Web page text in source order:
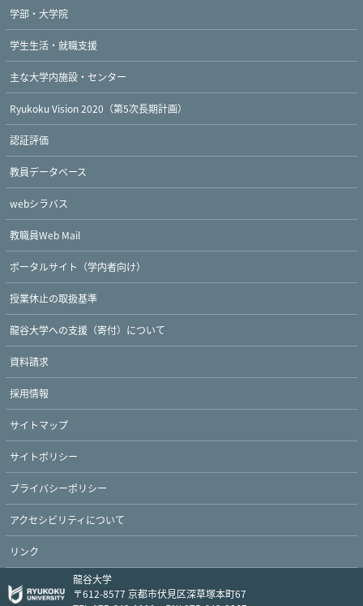
学部・大学院
学生生活・就職支援
主な大学内施設・センター
Ryukoku Vision 2020（第5次長期計画）
認証評価
教員データベース
webシラバス
教職員Web Mail
ポータルサイト（学内者向け）
授業休止の取扱基準
龍谷大学への支援（寄付）について
資料請求
採用情報
サイトマップ
サイトポリシー
プライバシーポリシー
アクセシビリティについて
リンク
龍谷大学
〒612-8577 京都市伏見区深草塚本町67